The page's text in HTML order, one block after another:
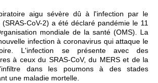
aigu sévère dû à l'infection par le
CoV-2) a été déclaré pandémie le 11
mondiale de la santé (OMS). La
infection à coronavirus qui attaque le
L'infection se présente avec des
à ceux du SRAS-CoV, du MERS et de la
dans les poumons à des stades
une maladie mortelle.